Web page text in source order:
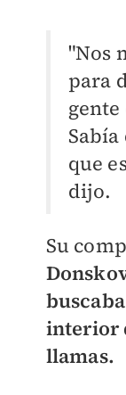
"Nos
para
que
dijo.
Su
interior
llamas.